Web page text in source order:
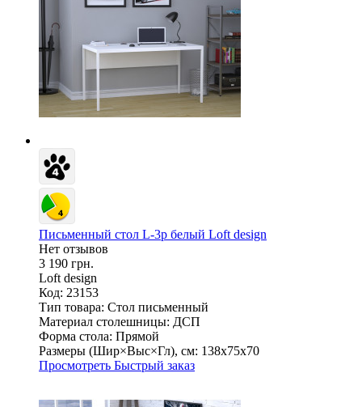
Письменный стол L-3p белый Loft design
Нет отзывов
3 190 грн.
Loft design
Код: 23153
Тип товара: Стол письменный
Материал столешницы: ДСП
Форма стола: Прямой
Размеры (Шир×Выс×Гл), см: 138х75х70
Просмотреть Быстрый заказ